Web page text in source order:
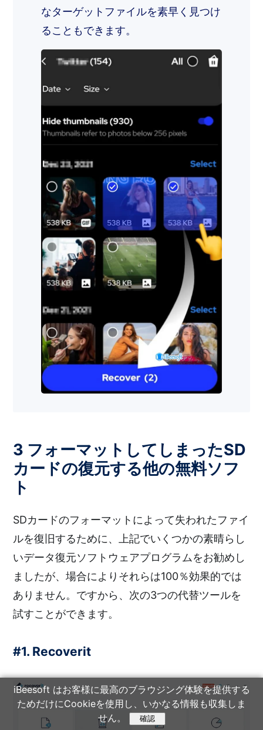
なターゲットファイルを素早く見つけ
ることもできます。
3 フォーマットしてしまったSD
カードの復元する他の無料ソフ
ト
SDカードのフォーマットによって失われたファイ
ルを復旧するために、上記でいくつかの素晴らし
いデータ復元ソフトウェアプログラムをお勧めし
ましたが、場合によりそれらは100％効果的では
ありません。ですから、次の3つの代替ツールを
試すことができます。
#1. Recoverit
iBeesoft はお客様に最高のブラウジング体験を提供する
ためだけにCookieを使用し、いかなる情報も収集しま
せん。
確認